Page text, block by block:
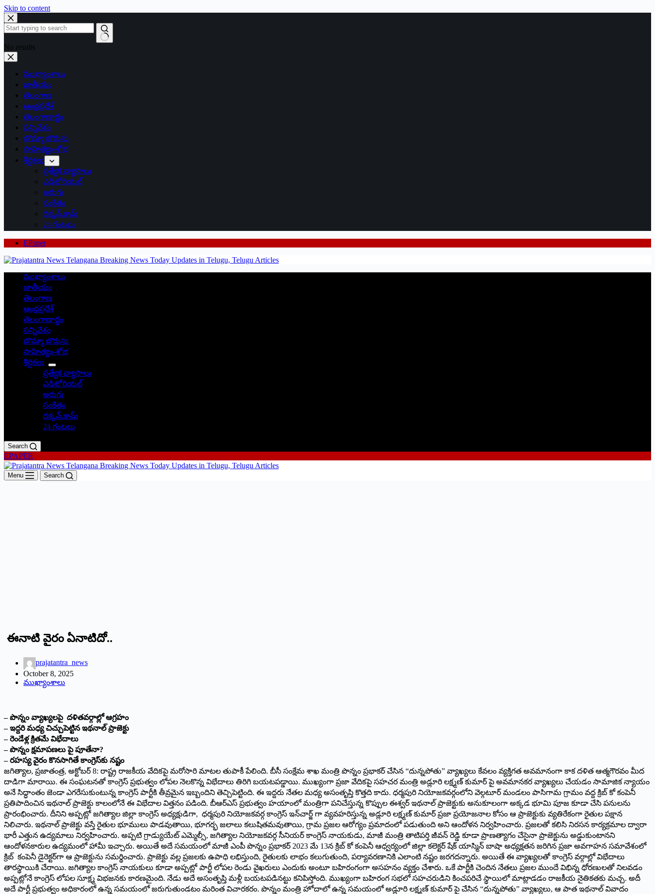
Skip to content
No results
ముఖ్యాంశాలు
జాతీయం
తెలంగాణ
ఆంధ్రప్రదేశ్
తెలంగాణార్థం
సన్నివేశం
బొమ్మా బొరుసు
సాహిత్యం-శోభ
శీర్షికలు
ప్రత్యేక వ్యాసాలు
ఎడిటోరియల్
అరుగు
సంకేతం
దక్కన్.కామ్
24 గంటలు
EPaper
ముఖ్యాంశాలు
జాతీయం
తెలంగాణ
ఆంధ్రప్రదేశ్
తెలంగాణార్థం
సన్నివేశం
బొమ్మా బొరుసు
సాహిత్యం-శోభ
శీర్షికలు
ప్రత్యేక వ్యాసాలు
ఎడిటోరియల్
అరుగు
సంకేతం
దక్కన్.కామ్
24 గంటలు
Search
EPAPER
Menu Search
ఈనాటి వైరం ఏనాటిదో..
prajatantra_news
October 8, 2025
ముఖ్యాంశాలు
– పొన్నం వ్యాఖ్య‌ల‌పై ద‌ళిత‌వ‌ర్గాల్లో ఆగ్ర‌హం
– ఇద్ద‌రి మ‌ధ్య చిచ్చుపెట్టిన ఇథ‌నాల్ ప్రాజెక్టు
– రెండేళ్ల క్రిత‌మే విభేదాలు
– పొన్నం క్ష‌మాప‌ణలు పై పూతేనా?
– ర‌హ‌స్య వైరం కొన‌సాగితే కాంగ్రెస్‌కు న‌ష్టం
జగిత్యాల, ప్రజాతంత్ర, అక్టోబర్ 8: రాష్ట్ర రాజకీయ వేదికపై మరోసారి మాటల తుపాకీ పేలింది. బీసీ సంక్షేమ శాఖ మంత్రి పొన్నం ప్రభాకర్ చేసిన “దున్నపోతు” వ్యాఖ్యలు కేవలం వ్యక్తిగత అవమానంగా కాక దళిత ఆత్మ‌గౌర‌వం మీద
దాడిగా మారాయి. ఈ సంఘటనతో కాంగ్రెస్ ప్రభుత్వం లోపల నెలకొన్న విభేదాలు తిరిగి బయటపడ్డాయి. ముఖ్యంగా ప్రజా వేదికపై సహచర మంత్రి అడ్లూరి లక్ష్మణ్ కుమార్ పై అవమానకర వ్యాఖ్యలు చేయడం సామాజిక న్యాయం
అనే సిద్ధాంతం జెండా ఎగరేసుకుంటున్న కాంగ్రెస్ పార్టీకి తీవ్రమైన ఇబ్బందిని తెచ్చిపెట్టింది. ఈ ఇద్దరు నేతల మధ్య అసంతృప్తి కొత్తది కాదు. ధర్మపురి నియోజకవర్గంలోని వెల్గటూర్ మండలం పాసిగామ గ్రామం వద్ద క్రిబ్ కో కంపెనీ
ప్రతిపాదించిన ఇథనాల్ ప్రాజెక్టు కాలంలోనే ఈ విభేదాల విత్తనం పడింది. బీఆర్ఎస్ ప్రభుత్వం హయాంలో మంత్రిగా పనిచేస్తున్న కొప్పుల ఈశ్వర్ ఇథనాల్ ప్రాజెక్టుకు అనుకూలంగా అక్కడ భూమి పూజ కూడా చేసి పనులను
ప్రారంభించారు. దీనిని అప్పట్లో జగిత్యాల జిల్లా కాంగ్రెస్ అధ్యక్షుడిగా, ధర్మపురి నియోజకవర్గ కాంగ్రెస్ ఇన్‌చార్జ్ గా వ్యవహరిస్తున్న అడ్లూరి లక్ష్మణ్ కుమార్ ప్రజా ప్రయోజనాల కోసం ఆ ప్రాజెక్టుకు వ్యతిరేకంగా రైతుల పక్షాన
నిలిచారు. ఇథనాల్ ప్రాజెక్టు వస్తే రైతుల భూములు పాడవుతాయి, భూగర్భ జలాలు కలుషితమవుతాయి, గ్రామ ప్రజల ఆరోగ్యం ప్రమాదంలో పడుతుంది అని ఆందోళన నిర్వహించారు. ప్రజలతో కలిసి నిరసన కార్యక్రమాల ద్వారా
భారీ ఎత్తున ఉద్యమాలు నిర్వహించారు. అప్పటి గ్రాడ్యుయేట్ ఎమ్మెల్సీ, జగిత్యాల నియోజకవర్గ సీనియర్ కాంగ్రెస్ నాయకుడు, మాజీ మంత్రి తాటిపర్తి జీవన్ రెడ్డి కూడా ప్రాణత్యాగం చేసైనా ప్రాజెక్టును అడ్డుకుంటానని
ఆందోళనకారుల ఉద్యమంలో హామీ ఇచ్చారు. అయితే అదే సమయంలో మాజీ ఎంపీ పొన్నం ప్రభాకర్ 2023 మే 13న క్రిబ్ కో కంపెనీ ఆధ్వర్యంలో జిల్లా కలెక్టర్ షేక్ యాస్మిన్ బాషా అధ్యక్షతన జరిగిన ప్రజా అవగాహన సమావేశంలో
క్రిబ్ కంపెనీ డైరెక్టర్‌గా ఆ ప్రాజెక్టును సమర్థించారు. ప్రాజెక్టు వల్ల ప్రజలకు ఉపాధి లభిస్తుంది, రైతులకు లాభం కలుగుతుంది, పర్యావరణానికి ఎలాంటి నష్టం జరగదన్నారు. అయితే ఈ వ్యాఖ్యలతో కాంగ్రెస్ వర్గాల్లో విభేదాలు
తారస్థాయికి చేరాయి. జగిత్యాల కాంగ్రెస్ నాయకులు కూడా అప్పట్లో పార్టీ లోపల రెండు వైఖరులు ఎందుకు అంటూ బహిరంగంగా అసహనం వ్యక్తం చేశారు. ఒకే పార్టీకి చెందిన నేతలు ప్రజల ముందే విభిన్న ధోరణులతో నిలవడం
అప్పట్లోనే కాంగ్రెస్ లోపల సూక్ష్మ విభజనకు కారణమైంది. నేడు అదే అసంతృప్తి మళ్లీ బయటపడినట్టు కనిపిస్తోంది. ముఖ్యంగా బహిరంగ సభలో సహచరుడిని కించపరిచే స్థాయిలో మాట్లాడడం రాజకీయ నైతికతకు మచ్చ. అదీ
అదే పార్టీ ప్రభుత్వం అధికారంలో ఉన్న సమయంలో జరుగుతుండటం మరింత విచారకరం. పొన్నం మంత్రి హోదాలో ఉన్న సమయంలో అడ్లూరి లక్ష్మణ్ కుమార్ పై చేసిన “దున్నపోతు” వ్యాఖ్యలు, ఆ పాత ఇథనాల్ వివాదం